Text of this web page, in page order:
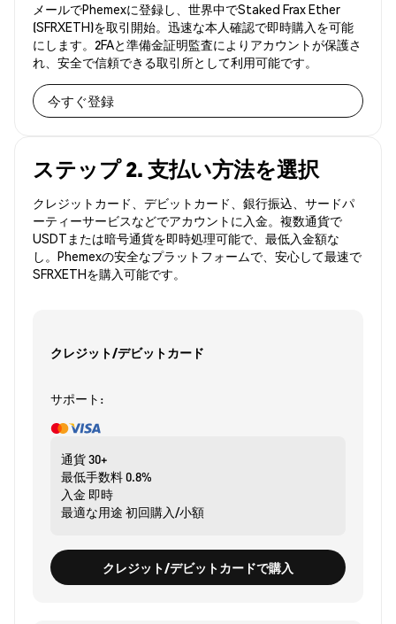
メールでPhemexに登録し、世界中でStaked Frax Ether
(SFRXETH)を取引開始。迅速な本人確認で即時購入を可能
にします。2FAと準備金証明監査によりアカウントが保護さ
れ、安全で信頼できる取引所として利用可能です。
今すぐ登録
ステップ 2. 支払い方法を選択
クレジットカード、デビットカード、銀行振込、サードパ
ーティーサービスなどでアカウントに入金。複数通貨で
USDTまたは暗号通貨を即時処理可能で、最低入金額な
し。Phemexの安全なプラットフォームで、安心して最速で
SFRXETHを購入可能です。
クレジット/デビットカード
サポート:
通貨30+
最低手数料0.8%
入金 即時
最適な用途 初回購入/小額
クレジット/デビットカードで購入